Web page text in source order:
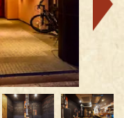
次へ